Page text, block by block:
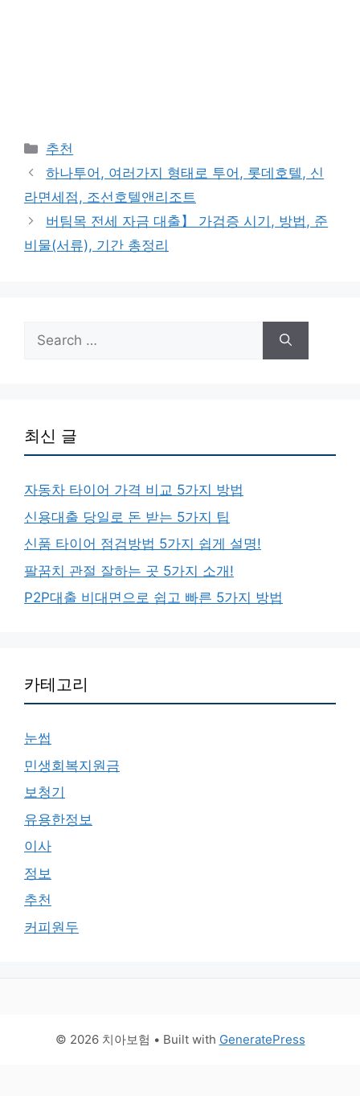
Categories
추천
하나투어, 여러가지 형태로 투어, 롯데호텔, 신
라면세점, 조선호텔앤리조트
버팀목 전세 자금 대출】 가검증 시기, 방법, 준
비물(서류), 기간 총정리
Search
for:
최신 글
자동차 타이어 가격 비교 5가지 방법
신용대출 당일로 돈 받는 5가지 팁
신품 타이어 점검방법 5가지 쉽게 설명!
팔꿈치 관절 잘하는 곳 5가지 소개!
P2P대출 비대면으로 쉽고 빠른 5가지 방법
카테고리
눈썹
민생회복지원금
보청기
유용한정보
이사
정보
추천
커피원두
© 2026 치아보험 • Built with GeneratePress